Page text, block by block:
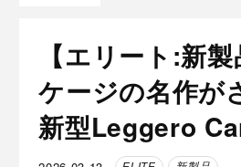
【エリート:新
ケージの名作が
新型Leggero